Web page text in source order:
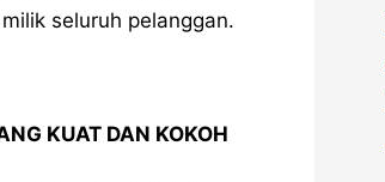
seluruh pelanggan.
KUAT DAN KOKOH